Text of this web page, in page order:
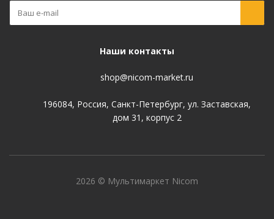
Наши контакты
shop@nicom-market.ru
196084, Россия, Санкт-Петербург, ул. Заставская,
дом 31, корпус 2
2026 © Мультимаркет Nicom